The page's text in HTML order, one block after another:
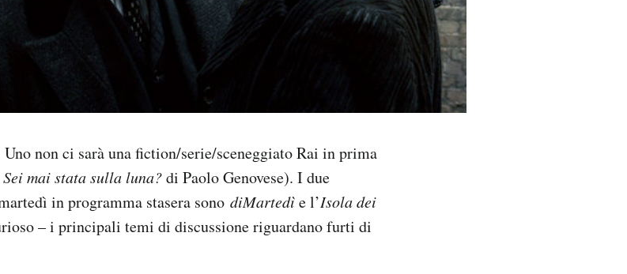
non ci sarà una fiction/serie/sceneggiato Rai in prima
Sei mai stata sulla luna?di Paolo Genovese). I due
in programma stasera sono diMartedìe l’Isola dei
– i principali temi di discussione riguardano furti di